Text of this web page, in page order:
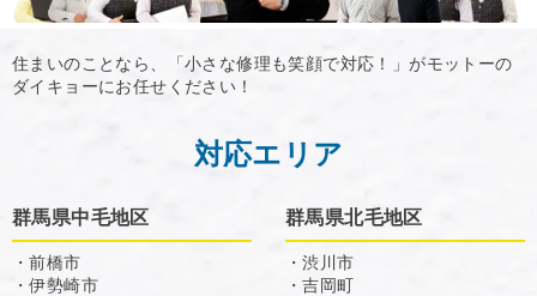
住まいのことなら、「小さな修理も笑顔で対応！」がモットーの
ダイキョーにお任せください！
対応エリア
群馬県中毛地区
・前橋市
・伊勢崎市
群馬県北毛地区
・渋川市
・吉岡町